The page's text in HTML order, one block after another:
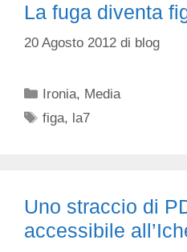
La fuga diventa
20 Agosto 2012 di blog
Categorie
Ironia, Media
Tag
figa, la7
Uno straccio di
accessibile